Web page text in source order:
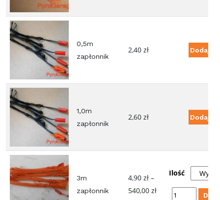
0,5m
zapłonnik
2,40 zł Dodaj
1,0m
zapłonnik
2,60 zł Dodaj
3m
zapłonnik
4,90 zł –
540,00 złZakres
Ilość
ilość